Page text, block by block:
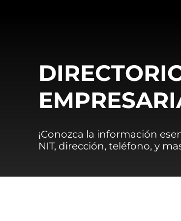
¡Conozca la información
NIT, dirección, teléfono, y